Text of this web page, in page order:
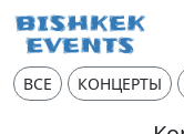
ВСЕ КОНЦЕРТЫ